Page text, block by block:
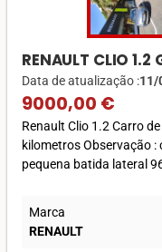
RENAULT CLIO
Data de atualização :11/
9000,00 €
Renault Clio 1.2 Carro
kilometros Observação
pequena batida lateral
Marca
RENAULT